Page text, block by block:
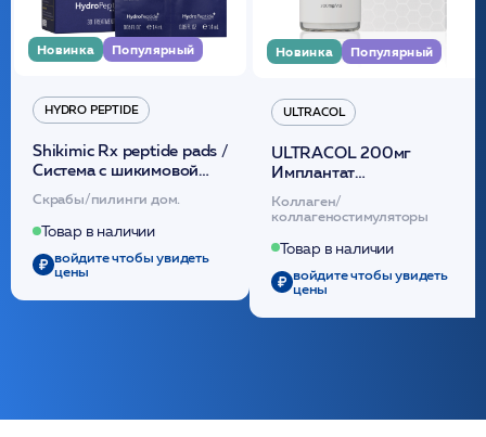
Новинка Популярный
HYDRO PEPTIDE
Shikimic Rx peptide pads /
Cистема с шикимовой
кислотой обновляющая
(30шт) /HP
Скрабы/пилинги дом.
Товар в наличии
войдите чтобы увидеть
цены
Новинка Популярный
ULTRACOL
ULTRACOL 200мг
Имплантат
внутридермальный,
стерильный на основе
полидиоксанона
/ULTRACOL
Коллаген/
коллагеностимуляторы
Товар в наличии
войдите чтобы увидеть
цены